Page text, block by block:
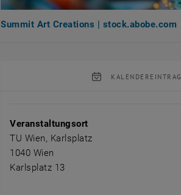
Summit Art Creations | stock.abobe.com
KALENDEREINTRAG
Veranstaltungsort
TU Wien, Karlsplatz
1040 Wien
Karlsplatz 13